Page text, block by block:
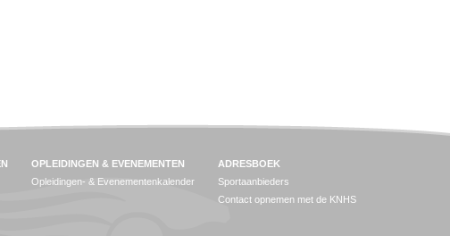
OPLEIDINGEN & EVENEMENTEN
Opleidingen- & Evenementenkalender
ADRESBOEK
Sportaanbieders
Contact opnemen met de KNHS